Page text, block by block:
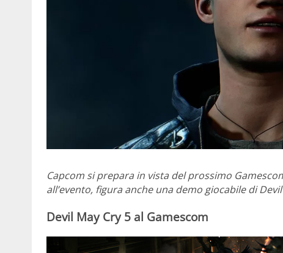
Capcom si prepara in vista del prossimo
all’evento, figura anche una demo giocabile di
Devil May Cry 5 al Gamescom